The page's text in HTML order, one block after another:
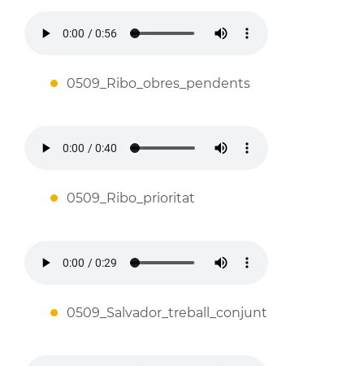
0509_Ribo_obres_pendents
0509_Ribo_prioritat
0509_Salvador_treball_conjunt